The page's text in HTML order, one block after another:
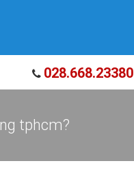
028.668.23380
tphcm?